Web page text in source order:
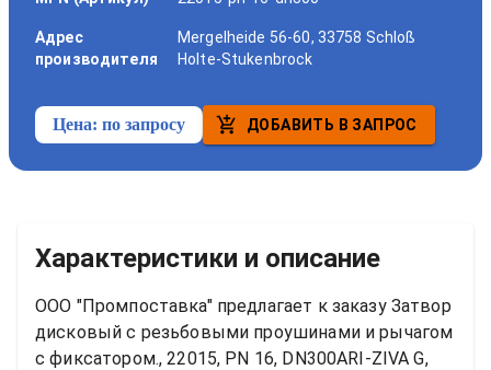
Адрес
производителя
Mergelheide 56-60, 33758 Schloß
Holte-Stukenbrock
Цена: по запросу ДОБАВИТЬ В ЗАПРОС
Характеристики и описание
ООО "Промпоставка" предлагает к заказу Затвор
дисковый с резьбовыми проушинами и рычагом
с фиксатором., 22015, PN 16, DN300ARI-ZIVA G,